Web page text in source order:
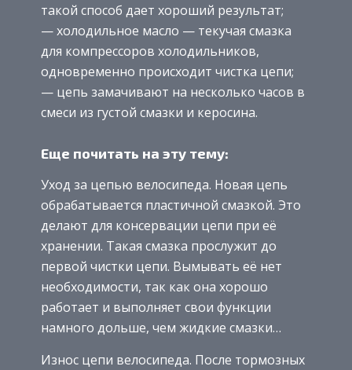
такой способ дает хороший результат;
— холодильное масло — текучая смазка
для компрессоров холодильников,
одновременно происходит чистка цепи;
— цепь замачивают на несколько часов в
смеси из густой смазки и керосина.
Еще почитать на эту тему:
Уход за цепью велосипеда. Новая цепь
обрабатывается пластичной смазкой. Это
делают для консервации цепи при её
хранении. Такая смазка прослужит до
первой чистки цепи. Вымывать её нет
необходимости, так как она хорошо
работает и выполняет свои функции
намного дольше, чем жидкие смазки…
Износ цепи велосипеда. После тормозных